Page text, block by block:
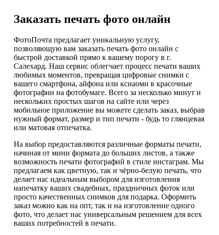
Заказать печать фото онлайн
ФотоПочта предлагает уникальную услугу,
позволяющую вам заказать печать фото онлайн с
быстрой доставкой прямо к вашему порогу в г.
Салехард. Наш сервис облегчает процесс печати ваших
любимых моментов, превращая цифровые снимки с
вашего смартфона, айфона или ксиаоми в красочные
фотографии на фотобумаге. Всего за несколько минут и
нескольких простых шагов на сайте или через
мобильное приложение вы можете сделать заказ, выбрав
нужный формат, размер и тип печати - будь то глянцевая
или матовая отпечатка.
На выбор предоставляются различные форматы печати,
начиная от мини формата до больших листов, а также
возможность печати фотографий в стиле инстаграм. Мы
предлагаем как цветную, так и чёрно-белую печать, что
делает нас идеальным выбором для изготовления
напечатку ваших свадебных, праздничных фоток или
просто качественных снимков для подарка. Оформить
заказ можно как на опт, так и на изготовление одного
фото, что делает нас универсальным решением для всех
ваших потребностей в печати.